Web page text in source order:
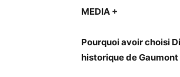
MEDIA +
Pourquoi avoir choisi
historique de Gaumont